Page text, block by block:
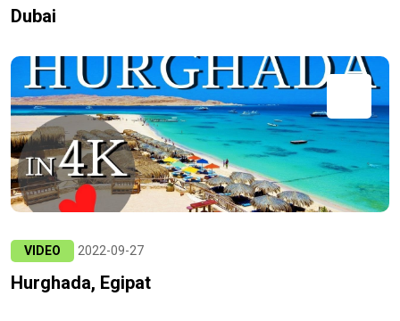
Dubai
VIDEO 2022-09-27
Hurghada, Egipat